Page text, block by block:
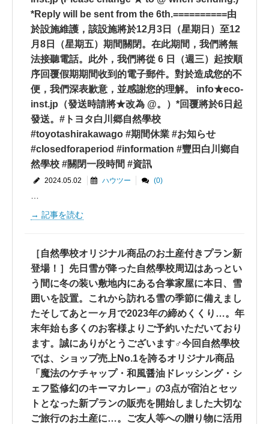
*Reply will be sent from the 6th.==========由
於設施維護，該設施將於12月3日（星期日）至12
月8日（星期五）期間關閉。在此期間，我們將無
法接聽電話。此外，我們將從 6 日（週三）起按順
序回覆假期期間收到的電子郵件。對於造成您的不
便，我們深表歉意，並感謝您的理解。 info★eco-
inst.jp（發送時請將★改為 @。）*回覆將於6日起
發送。#トヨタ白川郷自然學校
#toyotashirakawago #期間休業 #お知らせ
#closedforaperiod #information #豐田白川鄉自
然學校 #關閉一段時間 #資訊
2024.05.02 ハウツー (0)
記事を読む
［自然學校オリジナル商品のお土産付きプラン新
登場！］先日雪が降った自然學校周辺はあっとい
う間に冬の装い敷地内にある合掌家屋に本日、雪
囲いを設置。これから訪れる雪の季節に備えまし
たそしてあと一ヶ月で2023年の締めくくり…。年
末年始も多くのお客様よりご予約いただいており
ます。誠にありがとうございます‍♂️今回自然學校
では、ショップ売上No.1を誇るオリジナル商品
「魔法のケチャップ・和風醤油ドレッシング・シ
ェフ監修幻のキーマカレー」の3点が宿泊とセッ
トとなった新プランの販売を開始しました大切な
ご旅行のお土産に…。ご友人等への贈り物に活用